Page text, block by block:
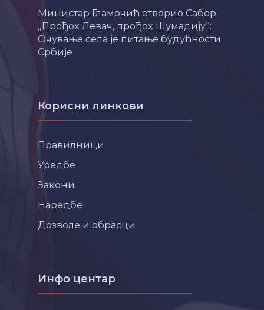
Министар Гламочић отворио Сабор
„Прођох Левач, прођох Шумадију“:
Очување села је питање будућности
Србије
Корисни линкови
Правилници
Уредбе
Закони
Наредбе
Дозволе и обрасци
Инфо центар